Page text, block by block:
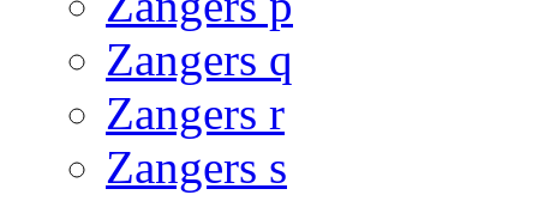
Zangers q
Zangers r
Zangers s